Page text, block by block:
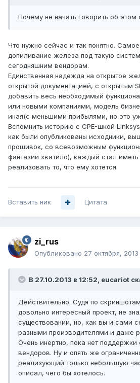
Почему не начать говорить об этом
Что нужно сейчас и так понятно.
допиливание железа под такую
сегодняшним вендорам.
Единственная надежда на открытое
открытой документацией, с открытым
добавить весь необходимый
или новыми компаниями, модель
иная(с меньшими прибылями, но это
Вспомнить историю с CPE-шкой
как были опубликованы исходники,
прошивок, со всевозможным
фантазии хватило), каждый стал
реализовать то, что ему хотется.
Вставить ник Цитата
zi_rus
Опубликовано 27 октября, 2013
В 27.10.2013 в 12:52, eucariot
Действительно. Судя по
довольно интересный проект, не
существовании, но, как вы и сами
разными производителями и даже
Очень инертно, пока нет поддержки
вендоров. Ну и опять же
реализующий только небольшую
описал, чего бы хотелось.